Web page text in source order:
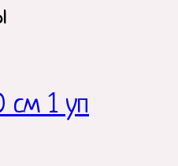
см 1 уп